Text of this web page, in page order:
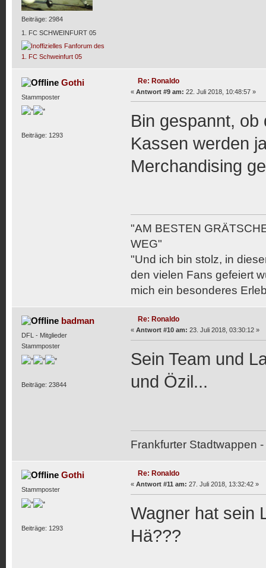
Beiträge: 2984
1. FC SCHWEINFURT 05
Gothi
Stammposter
Beiträge: 1293
Re: Ronaldo
« Antwort #9 am: 22. Juli 2018, 10:48:57 »
Bin gespannt,
Kassen werden
Merchandising
"AM BESTEN
WEG"
"Und ich bin stolz, in
den vielen Fans gefeiert
mich ein besonderes
badman
DFL - Mitglieder
Stammposter
Beiträge: 23844
Re: Ronaldo
« Antwort #10 am: 23. Juli 2018, 03:30:12 »
Sein Team und
und Özil...
Frankfurter Stadtwappen
Gothi
Stammposter
Beiträge: 1293
Re: Ronaldo
« Antwort #11 am: 27. Juli 2018, 13:32:42 »
Wagner hat sein
Hä???